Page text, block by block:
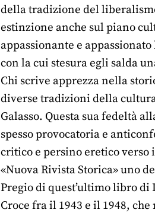
della tradizione del
estinzione anche sul piano
appassionante e
con la cui stesura egli salda
Chi scrive apprezza nella
diverse tradizioni della
Galasso. Questa sua fedeltà
spesso provocatoria e
critico e persino eretico
«Nuova Rivista Storica» uno
Pregio di quest’ultimo libro di
Croce fra il 1943 e il 1948,